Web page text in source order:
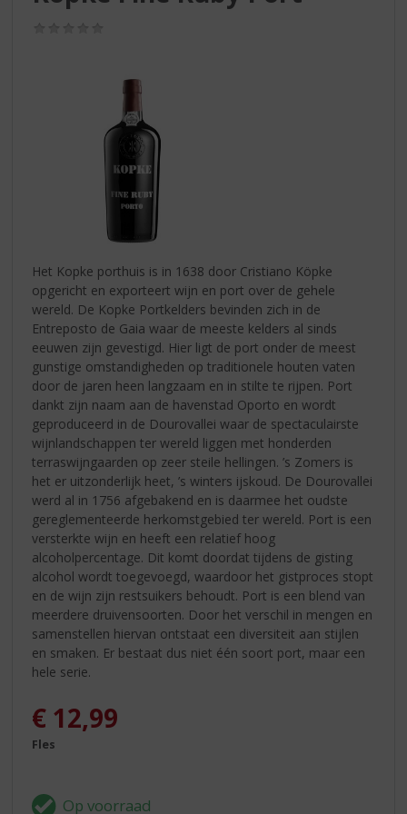
Het Kopke porthuis is in 1638 door Cristiano Köpke
opgericht en exporteert wijn en port over de gehele
wereld. De Kopke Portkelders bevinden zich in de
Entreposto de Gaia waar de meeste kelders al sinds
eeuwen zijn gevestigd. Hier ligt de port onder de meest
gunstige omstandigheden op traditionele houten vaten
door de jaren heen langzaam en in stilte te rijpen. Port
dankt zijn naam aan de havenstad Oporto en wordt
geproduceerd in de Dourovallei waar de spectaculairste
wijnlandschappen ter wereld liggen met honderden
terraswijngaarden op zeer steile hellingen. ’s Zomers is
het er uitzonderlijk heet, ’s winters ijskoud. De Dourovallei
werd al in 1756 afgebakend en is daarmee het oudste
gereglementeerde herkomstgebied ter wereld. Port is een
versterkte wijn en heeft een relatief hoog
alcoholpercentage. Dit komt doordat tijdens de gisting
alcohol wordt toegevoegd, waardoor het gistproces stopt
en de wijn zijn restsuikers behoudt. Port is een blend van
meerdere druivensoorten. Door het verschil in mengen en
samenstellen hiervan ontstaat een diversiteit aan stijlen
en smaken. Er bestaat dus niet één soort port, maar een
hele serie.
€ 12,99
Fles